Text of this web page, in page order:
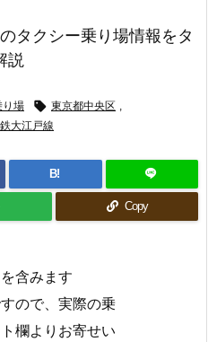
タクシー乗り場情報をタ
説
り場  東京都中央区 ,
大江戸線
B!
Copy
含みます
ので、実際の乗
欄よりお寄せい